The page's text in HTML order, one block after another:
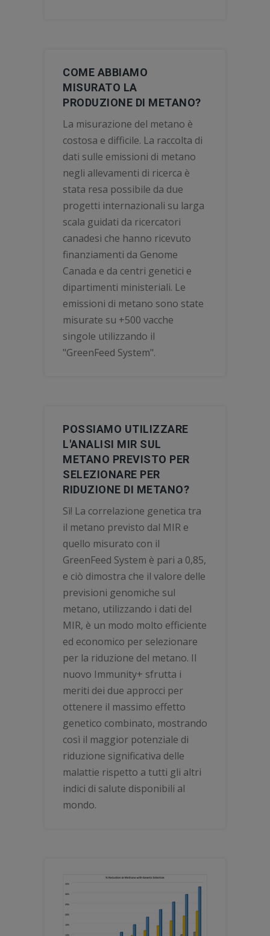
COME ABBIAMO
MISURATO LA
PRODUZIONE DI METANO?
La misurazione del metano è
costosa e difficile. La raccolta di
dati sulle emissioni di metano
negli allevamenti di ricerca è
stata resa possibile da due
progetti internazionali su larga
scala guidati da ricercatori
canadesi che hanno ricevuto
finanziamenti da Genome
Canada e da centri genetici e
dipartimenti ministeriali. Le
emissioni di metano sono state
misurate su +500 vacche
singole utilizzando il
"GreenFeed System".
POSSIAMO UTILIZZARE
L'ANALISI MIR SUL
METANO PREVISTO PER
SELEZIONARE PER
RIDUZIONE DI METANO?
Sì! La correlazione genetica tra
il metano previsto dal MIR e
quello misurato con il
GreenFeed System è pari a 0,85,
e ciò dimostra che il valore delle
previsioni genomiche sul
metano, utilizzando i dati del
MIR, è un modo molto efficiente
ed economico per selezionare
per la riduzione del metano. Il
nuovo Immunity+ sfrutta i
meriti dei due approcci per
ottenere il massimo effetto
genetico combinato, mostrando
così il maggior potenziale di
riduzione significativa delle
malattie rispetto a tutti gli altri
indici di salute disponibili al
mondo.